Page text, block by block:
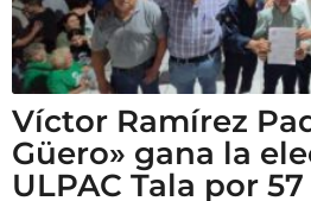
Víctor Ramírez
Güero» gana la
ULPAC Tala por